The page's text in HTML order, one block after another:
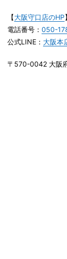
【大阪守口店のHP
電話番号： 050-
公式LINE： 大阪本
〒570-0042 大阪